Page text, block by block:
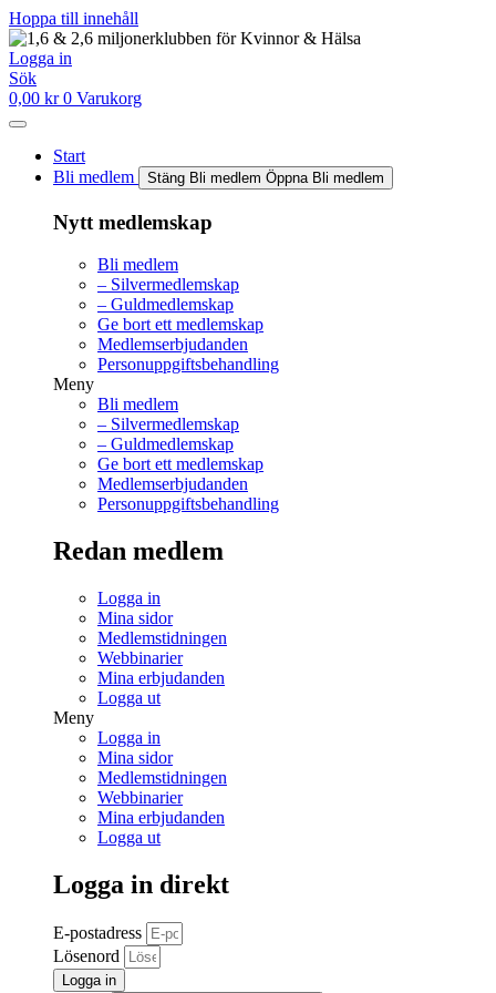
Hoppa till innehåll
Logga in
Sök
0,00 kr 0 Varukorg
Start
Bli medlem
Stäng Bli medlem Öppna Bli medlem
Nytt medlemskap
Bli medlem
– Silvermedlemskap
– Guldmedlemskap
Ge bort ett medlemskap
Medlemserbjudanden
Personuppgiftsbehandling
Meny
Bli medlem
– Silvermedlemskap
– Guldmedlemskap
Ge bort ett medlemskap
Medlemserbjudanden
Personuppgiftsbehandling
Redan medlem
Logga in
Mina sidor
Medlemstidningen
Webbinarier
Mina erbjudanden
Logga ut
Meny
Logga in
Mina sidor
Medlemstidningen
Webbinarier
Mina erbjudanden
Logga ut
Logga in direkt
E-postadress
Lösenord
Logga in